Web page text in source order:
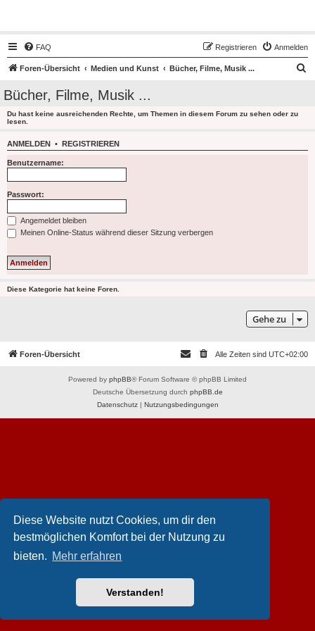
Diese Website nutzt Cookies, um dir den
bestmöglichen Komfort bei der Nutzung zu
bieten. Mehr erfahren
Verstanden!
FAQ Anmelden
Registrieren
Foren-Übersicht Medien und Kunst Bücher, Filme, Musik ...
Bücher, Filme, Musik ...
Du hast keine ausreichenden Rechte, um Themen in diesem Forum zu sehen oder zu
lesen.
ANMELDEN • REGISTRIEREN
Benutzername:
Passwort:
Angemeldet bleiben
Meinen Online-Status während dieser Sitzung verbergen
Diese Kategorie hat keine Foren.
Gehe zu
Foren-Übersicht Alle Zeiten sind UTC+02:00
Powered by phpBB® Forum Software © phpBB Limited
Deutsche Übersetzung durch phpBB.de
Datenschutz| Nutzungsbedingungen